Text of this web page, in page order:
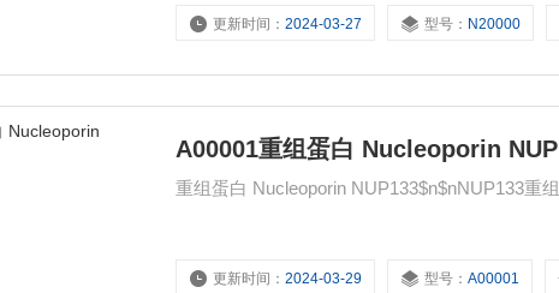
更新时间：2024-03-27 型号： N20000
A00001重组蛋白 Nucleoporin
更新时间：2024-03-29 型号：A00001